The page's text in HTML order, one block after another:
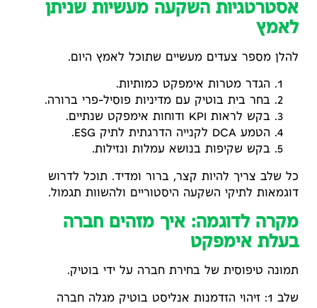
אסטרטגיות השקעה מעשיות שניתן
לאמץ
להלן מספר צעדים מעשיים שתוכל לאמץ היום.
הגדר מטרות אימפקט כמותיות.
בחר בית בוטיק עם מדיניות פוסיל-פרי ברורה.
בקש לראות KPI ודוחות אימפקט שנתיים.
הטמע DCA לקנייה הדרגתית לתיק ESG.
בקש שקיפות בנושא עמלות ונזילות.
כל שלב צריך להיות קצר, ברור ומדיד. תוכל לדרוש
דוגמאות לתיקי השקעה היסטוריים ולהשוות תגמול.
מקרה לדוגמה: איך מזהים חברה
בעלת אימפקט
תמונה טיפוסית של בחירת חברה על ידי בוטיק.
שלב 1: זיהוי הזדמנות אנליסט בוטיק מגלה חברה